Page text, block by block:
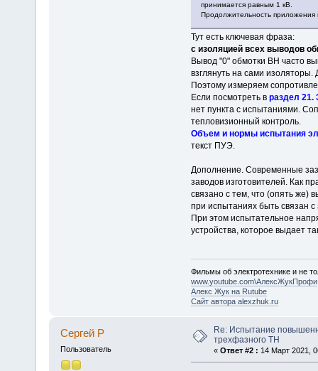
принимается равным 1 кВ.
Продолжительность приложения
Тут есть ключевая фраза:
с изоляцией всех выводов
Вывод "0" обмотки ВН часто
взглянуть на сами
Поэтому измеряем
Если посмотреть в раздел 21.
нет пункта с испытаниями.
тепловизионный контроль.
Объем и нормы испытания
текст ПУЭ.
Дополнение. Современные
заводов изготовителей. Как
связано с тем, что (опять же)
при испытаниях быть связан
При этом испытательное
устройства, которое выдает
Фильмы об электротехнике и не
www.youtube.com\АлексЖукПрофи
Алекс Жук на Rutube
Сайт автора alexzhuk.ru
Сергей Р
Пользователь
Re: Испытание
трехфазного ТН
« Ответ #2 : 14 Март 2021,